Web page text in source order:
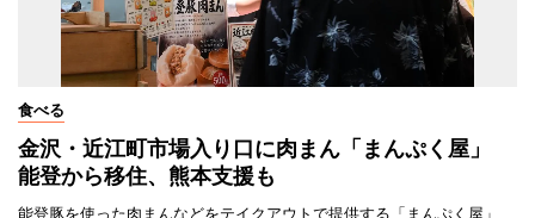
食べる
金沢・近江町市場入り口に肉まん「まんぷく屋」
能登から移住、熊本支援も
能登豚を使った肉まんなどをテイクアウトで提供する「まんぷく屋」